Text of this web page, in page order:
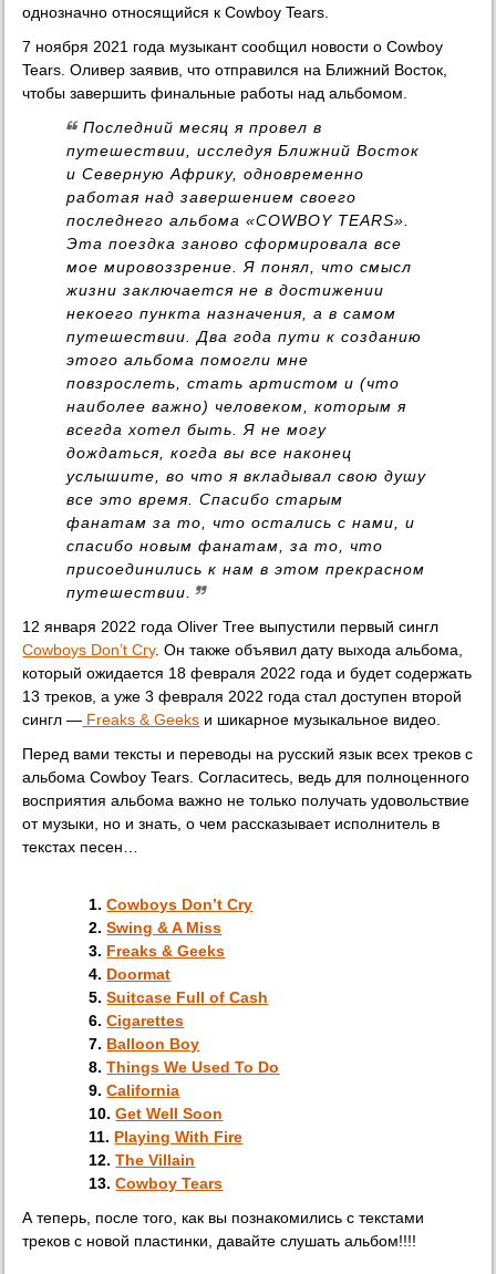
однозначно относящийся к Cowboy Tears.
7 ноября 2021 года музыкант сообщил новости о Cowboy
Tears. Оливер заявив, что отправился на Ближний Восток,
чтобы завершить финальные работы над альбомом.
Последний месяц я провел в
путешествии, исследуя Ближний Восток
и Северную Африку, одновременно
работая над завершением своего
последнего альбома «COWBOY TEARS».
Эта поездка заново сформировала все
мое мировоззрение. Я понял, что смысл
жизни заключается не в достижении
некоего пункта назначения, а в самом
путешествии. Два года пути к созданию
этого альбома помогли мне
повзрослеть, стать артистом и (что
наиболее важно) человеком, которым я
всегда хотел быть. Я не могу
дождаться, когда вы все наконец
услышите, во что я вкладывал свою душу
все это время. Спасибо старым
фанатам за то, что остались с нами, и
спасибо новым фанатам, за то, что
присоединились к нам в этом прекрасном
путешествии.
12 января 2022 года Oliver Tree выпустили первый сингл
Cowboys Don’t Cry. Он также объявил дату выхода альбома,
который ожидается 18 февраля 2022 года и будет содержать
13 треков, а уже 3 февраля 2022 года стал доступен второй
сингл — Freaks & Geeks и шикарное музыкальное видео.
Перед вами тексты и переводы на русский язык всех треков с
альбома Cowboy Tears. Согласитесь, ведь для полноценного
восприятия альбома важно не только получать удовольствие
от музыки, но и знать, о чем рассказывает исполнитель в
текстах песен…
1.Cowboys Don’t Cry
2.Swing & A Miss
3. Freaks & Geeks
4. Doormat
5.Suitcase Full of Cash
6.Cigarettes
7. Balloon Boy
8.Things We Used To Do
9.California
10.Get Well Soon
11. Playing With Fire
12.The Villain
13.Cowboy Tears
А теперь, после того, как вы познакомились с текстами
треков с новой пластинки, давайте слушать альбом!!!!